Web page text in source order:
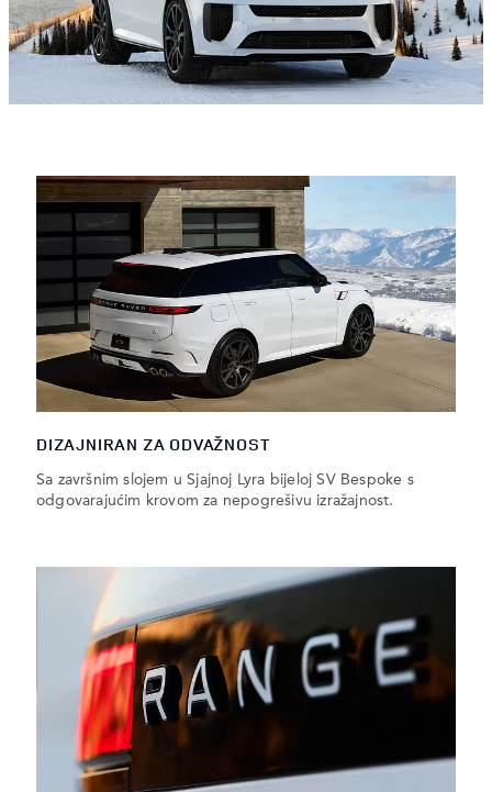
DIZAJNIRAN ZA ODVAŽNOST
Sa završnim slojem u Sjajnoj Lyra bijeloj SV Bespoke s
odgovarajućim krovom za nepogrešivu izražajnost.